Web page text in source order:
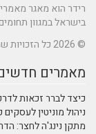
בישראל במגוון
© 2026 כל הזכויות שמורות
מאמרים
כיצד לברר זכאות
ניהול מוניטין
מתקן נינג'ה לחצר: